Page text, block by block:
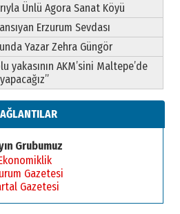
Ünlü Agora Sanat Köyü
Erzurum Sevdası
Yazar Zehra Güngör
yakasının AKM’sini Maltepe’de
yapacağız”
Grubumuz
Gazetesi
Gazetesi